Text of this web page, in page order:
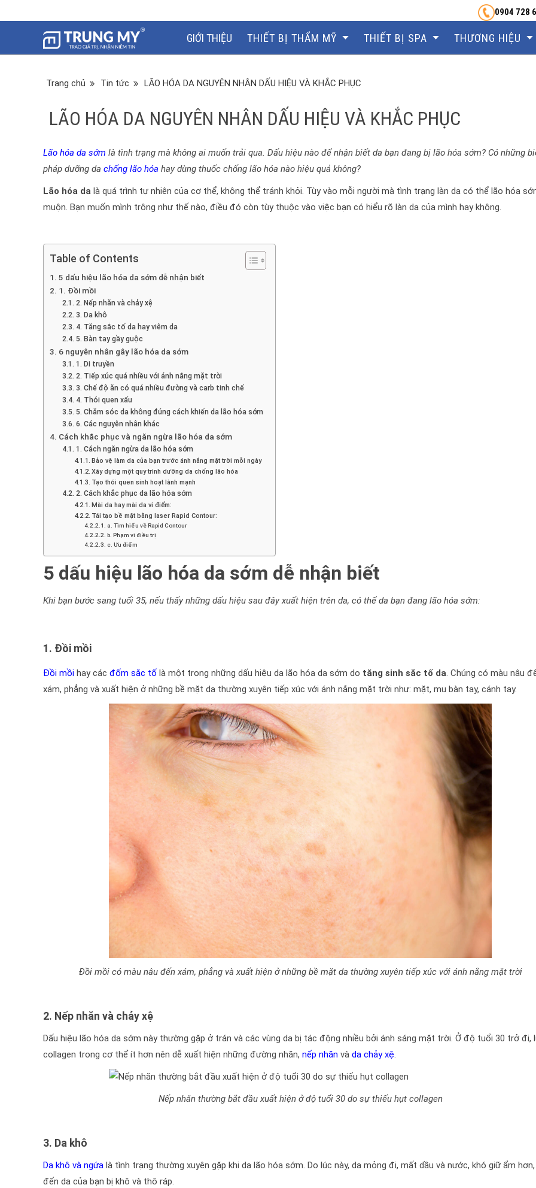
0904 728
GIỚI THIỆU THIẾT BỊ THẨM MỸ THIẾT BỊ SPA THƯƠNG HIỆU
Trang chủ Tin tức LÃO HÓA DA NGUYÊN NHÂN DẤU HIỆU VÀ KHẮC PHỤC
LÃO HÓA DA NGUYÊN NHÂN DẤU HIỆU VÀ KHẮC PHỤC
Lão hóa da sớm là tình trạng mà không ai muốn trải qua. Dấu hiệu nào để nhận biết da bạn đang bị lão hóa sớm? Có những
pháp dưỡng da chống lão hóa hay dùng thuốc chống lão hóa nào hiệu quả không?
Lão hóa da là quá trình tự nhiên của cơ thể, không thể tránh khỏi. Tùy vào mỗi người mà tình trạng làn da có thể lão hóa
muộn. Bạn muốn mình trông như thế nào, điều đó còn tùy thuộc vào việc bạn có hiểu rõ làn da của mình hay không.
Table of Contents
5 dấu hiệu lão hóa da sớm dễ nhận biết
1. Đồi mồi
2. Nếp nhăn và chảy xệ
3. Da khô
4. Tăng sắc tố da hay viêm da
5. Bàn tay gầy guộc
6 nguyên nhân gây lão hóa da sớm
1. Di truyền
2. Tiếp xúc quá nhiều với ánh nắng mặt trời
3. Chế độ ăn có quá nhiều đường và carb tinh chế
4. Thói quen xấu
5. Chăm sóc da không đúng cách khiến da lão hóa sớm
6. Các nguyên nhân khác
Cách khắc phục và ngăn ngừa lão hóa da sớm
1. Cách ngăn ngừa da lão hóa sớm
Bảo vệ làm da của bạn trước ánh nắng mặt trời mỗi ngày
Xây dựng một quy trình dưỡng da chống lão hóa
Tạo thói quen sinh hoạt lành mạnh
2. Cách khắc phục da lão hóa sớm
Mài da hay mài da vi điểm:
Tái tạo bề mặt bằng laser Rapid Contour:
a. Tìm hiểu về Rapid Contour
b. Phạm vi điều trị
c. Ưu điểm
5 dấu hiệu lão hóa da sớm dễ nhận biết
Khi bạn bước sang tuổi 35, nếu thấy những dấu hiệu sau đây xuất hiện trên da, có thể da bạn đang lão hóa sớm:
1. Đồi mồi
Đồi mồi hay các đốm sắc tố là một trong những dấu hiệu da lão hóa da sớm do tăng sinh sắc tố da. Chúng có màu nâu
xám, phẳng và xuất hiện ở những bề mặt da thường xuyên tiếp xúc với ánh nắng mặt trời như: mặt, mu bàn tay, cánh tay.
Đồi mồi có màu nâu đến xám, phẳng và xuất hiện ở những bề mặt da thường xuyên tiếp xúc với ánh nắng mặt trời
2. Nếp nhăn và chảy xệ
Dấu hiệu lão hóa da sớm này thường gặp ở trán và các vùng da bị tác động nhiều bởi ánh sáng mặt trời. Ở độ tuổi 30 trở đi,
collagen trong cơ thể ít hơn nên dễ xuất hiện những đường nhăn, nếp nhăn và da chảy xệ.
Nếp nhăn thường bắt đầu xuất hiện ở độ tuổi 30 do sự thiếu hụt collagen
3. Da khô
Da khô và ngứa là tình trạng thường xuyên gặp khi da lão hóa sớm. Do lúc này, da mỏng đi, mất dầu và nước, khó giữ ẩm hơn,
đến da của bạn bị khô và thô ráp.